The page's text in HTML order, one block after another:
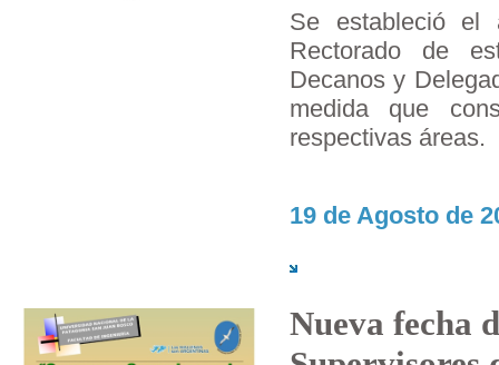
Se estableció el
Rectorado de
Decanos y
medida que
respectivas áreas.
19 de Agosto de
Nueva fecha